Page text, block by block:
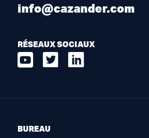
info@cazander.com
RÉSEAUX SOCIAUX
BUREAU